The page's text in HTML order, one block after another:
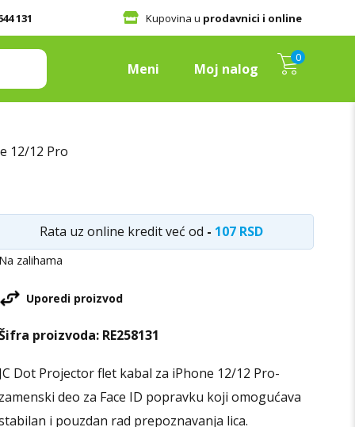
131 Kupovina u prodavnici i online
Meni Moj nalog
0
12/12 Pro
Rata uz online kredit već od - 107 RSD
Na zalihama
JC Dot Projector flet kabal za iPhone 12/12 Pro-
zamenski deo za Face ID popravku koji omogućava
i pouzdan rad prepoznavanja lica.
Uporedi proizvod
proizvoda: RE258131